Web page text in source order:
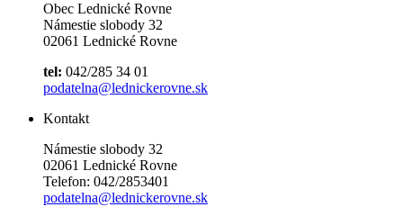
Obec Lednické Rovne
Námestie slobody 32
02061 Lednické Rovne
tel: 042/285 34 01
podatelna@lednickerovne.sk
Kontakt
Námestie slobody 32
02061 Lednické Rovne
Telefon: 042/2853401
podatelna@lednickerovne.sk